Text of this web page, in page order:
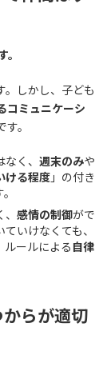
。しかし、子ども
コミュニケーシ
す。
く、 週末のみや
ける程度 」の付き
感情の制御がで
いけなくても、
ルールによる 自律
らが適切